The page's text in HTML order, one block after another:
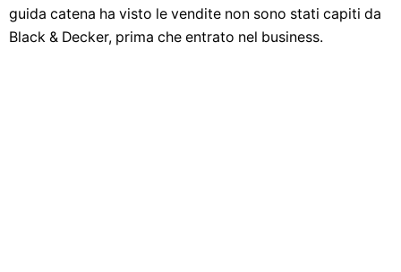
guida catena ha visto le vendite non sono stati capiti da
Black & Decker, prima che entrato nel business.